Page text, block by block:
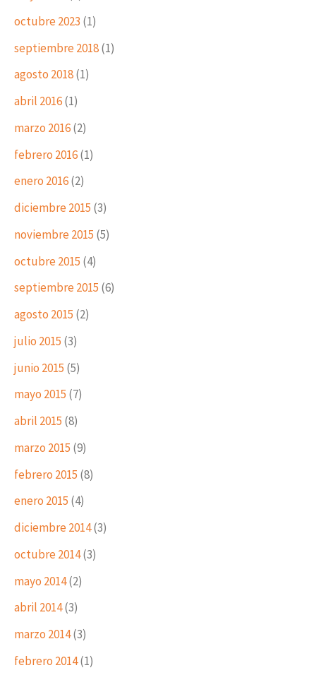
octubre 2023 (1)
septiembre 2018(1)
agosto 2018(1)
abril 2016(1)
marzo 2016(2)
febrero 2016(1)
enero 2016(2)
diciembre 2015 (3)
noviembre 2015 (5)
octubre 2015 (4)
septiembre 2015 (6)
agosto 2015 (2)
julio 2015 (3)
junio 2015 (5)
mayo 2015 (7)
abril 2015 (8)
marzo 2015 (9)
febrero 2015 (8)
enero 2015 (4)
diciembre 2014(3)
octubre 2014(3)
mayo 2014(2)
abril 2014(3)
marzo 2014(3)
febrero 2014(1)